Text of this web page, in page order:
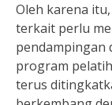
Oleh karena
terkait perlu
pendampingan
program
terus